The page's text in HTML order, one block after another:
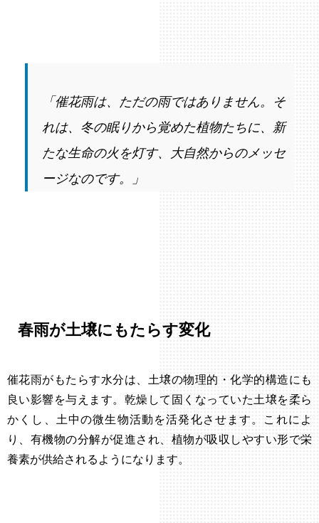
「催花雨は、ただの雨ではありません。そ
れは、冬の眠りから覚めた植物たちに、新
たな生命の火を灯す、大自然からのメッセ
ージなのです。」
春雨が土壌にもたらす変化
催花雨がもたらす水分は、土壌の物理的・化学的構造にも
良い影響を与えます。乾燥して固くなっていた土壌を柔ら
かくし、土中の微生物活動を活発化させます。これによ
り、有機物の分解が促進され、植物が吸収しやすい形で栄
養素が供給されるようになります。